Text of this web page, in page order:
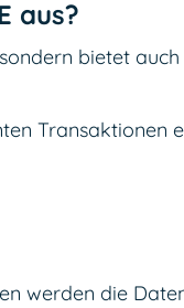
aus?
bietet
Transaktionen
werden die